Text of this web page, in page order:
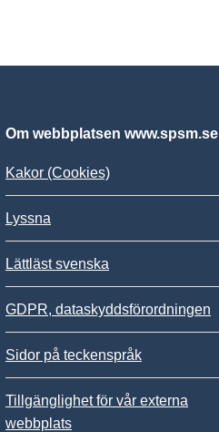
Om webbplatsen www.spsm.se
Kakor (Cookies)
Lyssna
Lättläst svenska
GDPR, dataskyddsförordningen
Sidor på teckenspråk
Tillgänglighet för vår externa
webbplats